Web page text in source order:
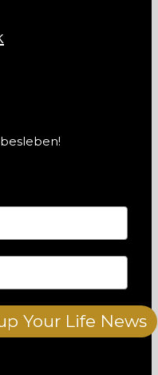
Your Life News